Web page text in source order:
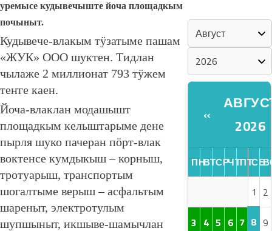
уремысе кудывечыште йоча площадкым
почыныт.
Кудывече-влакым тӱзатыме пашам
«ЖУК» ООО шуктен. Тидлан
чылаже 2 миллионат 793 тӱжем
теҥге каен.
Йоча-влаклан модашышт
площадкым келыштарыме дене
пырля шуко пачеран пӧрт-влак
воктенсе кумдыкыш – корныш,
тротуарыш, транспортым
шогалтыме верыш – асфальтым
шареныт, электротулым
шупшыныт, икшыве-шамычлан
«
2026
ПНВТСРЧТПТСБ
1 2
3 4 5 6 7 8 9